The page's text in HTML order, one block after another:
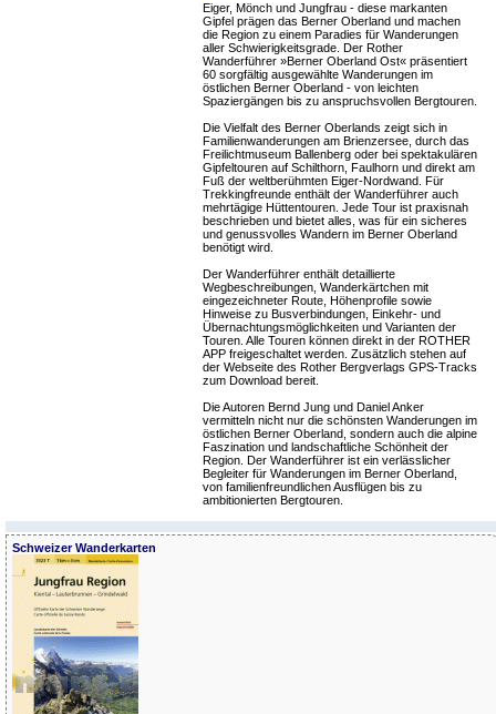
Eiger, Mönch und Jungfrau - diese markanten
Gipfel prägen das Berner Oberland und machen
die Region zu einem Paradies für Wanderungen
aller Schwierigkeitsgrade. Der Rother
Wanderführer »Berner Oberland Ost« präsentiert
60 sorgfältig ausgewählte Wanderungen im
östlichen Berner Oberland - von leichten
Spaziergängen bis zu anspruchsvollen Bergtouren.
Die Vielfalt des Berner Oberlands zeigt sich in
Familienwanderungen am Brienzersee, durch das
Freilichtmuseum Ballenberg oder bei spektakulären
Gipfeltouren auf Schilthorn, Faulhorn und direkt am
Fuß der weltberühmten Eiger-Nordwand. Für
Trekkingfreunde enthält der Wanderführer auch
mehrtägige Hüttentouren. Jede Tour ist praxisnah
beschrieben und bietet alles, was für ein sicheres
und genussvolles Wandern im Berner Oberland
benötigt wird.
Der Wanderführer enthält detaillierte
Wegbeschreibungen, Wanderkärtchen mit
eingezeichneter Route, Höhenprofile sowie
Hinweise zu Busverbindungen, Einkehr- und
Übernachtungsmöglichkeiten und Varianten der
Touren. Alle Touren können direkt in der ROTHER
APP freigeschaltet werden. Zusätzlich stehen auf
der Webseite des Rother Bergverlags GPS-Tracks
zum Download bereit.
Die Autoren Bernd Jung und Daniel Anker
vermitteln nicht nur die schönsten Wanderungen im
östlichen Berner Oberland, sondern auch die alpine
Faszination und landschaftliche Schönheit der
Region. Der Wanderführer ist ein verlässlicher
Begleiter für Wanderungen im Berner Oberland,
von familienfreundlichen Ausflügen bis zu
ambitionierten Bergtouren.
Schweizer Wanderkarten